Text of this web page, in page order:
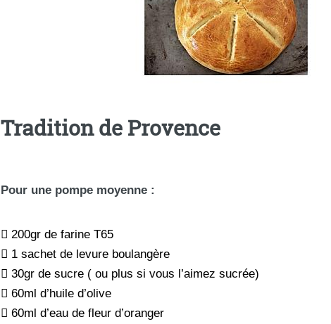
Tradition de Provence
Pour une pompe moyenne :
 200gr de farine T65
 1 sachet de levure boulangère
 30gr de sucre ( ou plus si vous l’aimez sucrée)
 60ml d’huile d’olive
 60ml d’eau de fleur d’oranger